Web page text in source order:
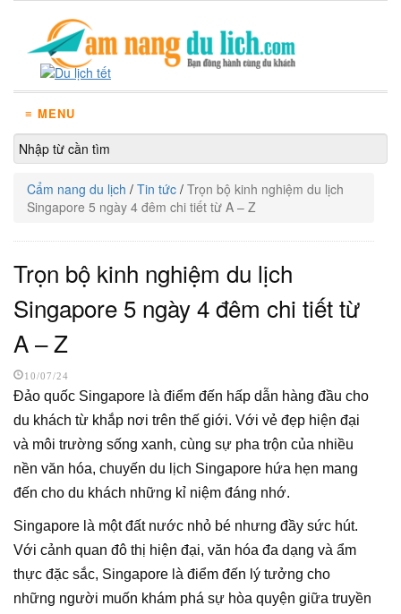
≡ MENU
Cẩm nang du lịch / Tin tức / Trọn bộ kinh nghiệm du lịch
Singapore 5 ngày 4 đêm chi tiết từ A – Z
Trọn bộ kinh nghiệm du lịch
Singapore 5 ngày 4 đêm chi tiết từ
A – Z
10/07/24
Đảo quốc Singapore là điểm đến hấp dẫn hàng đầu cho
du khách từ khắp nơi trên thế giới. Với vẻ đẹp hiện đại
và môi trường sống xanh, cùng sự pha trộn của nhiều
nền văn hóa, chuyến du lịch Singapore hứa hẹn mang
đến cho du khách những kỉ niệm đáng nhớ.
Singapore là một đất nước nhỏ bé nhưng đầy sức hút.
Với cảnh quan đô thị hiện đại, văn hóa đa dạng và ẩm
thực đặc sắc, Singapore là điểm đến lý tưởng cho
những người muốn khám phá sự hòa quyện giữa truyền